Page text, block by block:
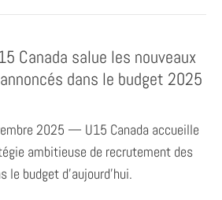
Canada salue les nouveaux
dans le budget 2025
2025 — U15 Canada accueille
ambitieuse de recrutement des
budget d’aujourd’hui.